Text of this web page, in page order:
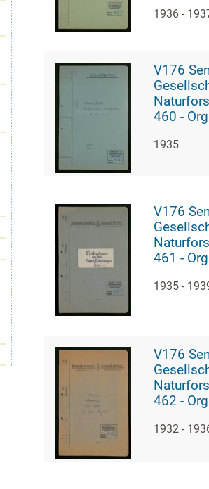
1936 -
V176
460 -
1935
V176
461 -
1935 -
V176
462 -
1932 -